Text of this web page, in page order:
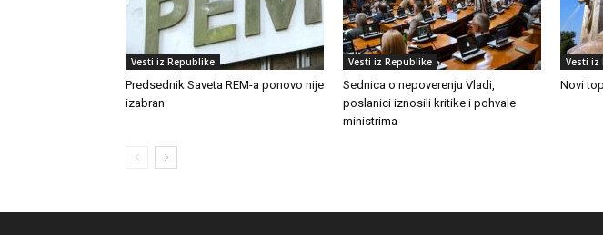
Vesti iz Republike
Predsednik Saveta REM-a ponovo nije
izabran
Vesti iz Republike
Sednica o nepoverenju Vladi,
poslanici iznosili kritike i pohvale
ministrima
Vesti iz
Novi